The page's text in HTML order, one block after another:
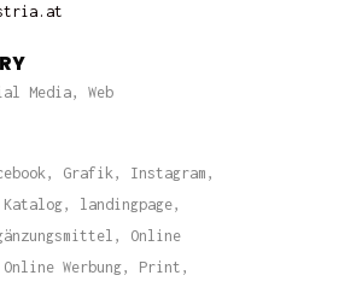
Media, Web
Grafik, Instagram,
Katalog, landingpage,
Online
Werbung, Print,